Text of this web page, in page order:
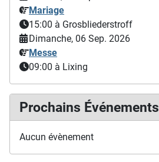
Mariage
15:00 à Grosbliederstroff
Dimanche, 06 Sep. 2026
Messe
09:00 à Lixing
Prochains Événements
Aucun évènement